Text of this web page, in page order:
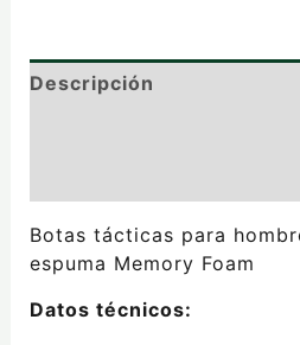
Descripción
Botas tácticas para
espuma Memory Foam
Datos técnicos: